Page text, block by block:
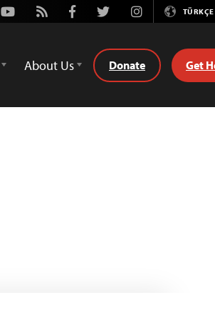
Youtube
Rss FacebookTwitterInstagramTÜRKÇE
About Us Donate Get